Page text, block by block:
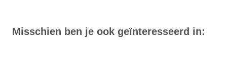
Misschien ben je ook geïnteresseerd in: